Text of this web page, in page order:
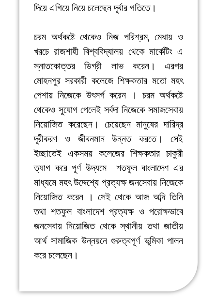
দিয়ে এগিয়ে নিয়ে চলেছেন দূর্বার গতিতে।
চরম অর্থকষ্টে থেকেও নিজ পরিশ্রম, মেধায় ও
খরচে রাজশাহী বিশ্ববিদ্যালয় থেকে মার্কেটিং এ
স্নাতকোত্তর ডিগ্রী লাভ করেন। এরপর
মোহনপুর সরকারী কলেজে শিক্ষকতার মতো মহৎ
পেশায় নিজেকে উৎসর্গ করেন । চরম অর্থকষ্টে
থেকেও সুযোগ পেলেই সর্বদা নিজেকে সমাজসেবায়
নিয়োজিত করেছেন। চেয়েছেন মানুষের দারিদ্র
দূরীকরণ ও জীবনমান উন্নত করতে। সেই
ইচ্ছাতেই একসময় কলেজের শিক্ষকতার চাকুরী
ত্যাগ করে পূর্ণ উদ্যমে শতফুল বাংলাদেশ এর
মাধ্যমে মহৎ উদ্দেশ্যে প্রত্যক্ষ জনসেবায় নিজেকে
নিয়োজিত করেন । সেই থেকে আজ অব্দি তিনি
তথা শতফুল বাংলাদেশ প্রত্যক্ষ ও পরোক্ষভাবে
জনসেবায় নিয়োজিত থেকে স্থানীয় তথা জাতীয়
আর্থ সামাজিক উন্নয়নে গুরুত্বপূর্ণ ভূমিকা পালন
করে চলেছেন।